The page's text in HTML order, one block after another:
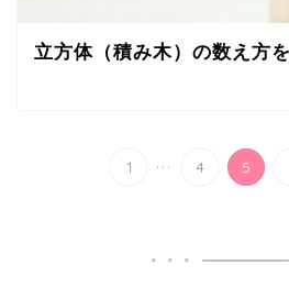
立方体（積み木）の数え方
1 ... 4 5